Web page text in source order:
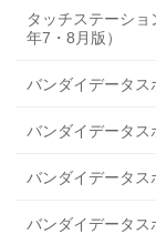
タッチステーシ
年7・8月版）
バンダイデータス
バンダイデータス
バンダイデータス
バンダイデータス